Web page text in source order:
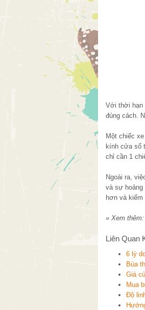
Với thời hạn
đúng cách.
Một chiếc
kính cửa sổ
chỉ cần 1
Ngoài ra,
và sự hoảng
hơn và kiểm
» Xem thêm:
Liên Quan
6 lý
Búa
Giá
Mua
Độ